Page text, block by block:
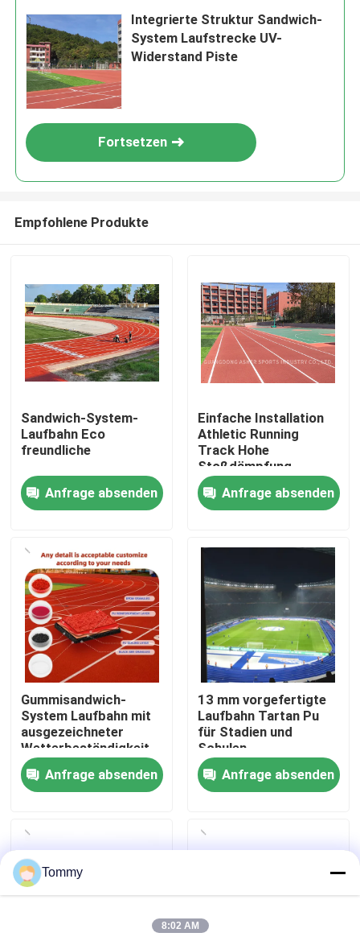
Zu Hause
Videos
Über uns
Werksbesichtigung
Qualitätskontrolle
Kontakt
Nachrichten
Fälle
Integrierte Struktur Sandwich-
System Laufstrecke UV-
Widerstand Piste
Fortsetzen
Empfohlene Produkte
Sandwich-System-
Laufbahn Eco
freundliche
Anfrage absenden
Einfache Installation
Athletic Running
Track Hohe
Stoßdämpfung
Anfrage absenden
Gummisandwich-
System Laufbahn mit
ausgezeichneter
Wetterbeständigkeit
Anfrage absenden
13 mm vorgefertigte
Laufbahn Tartan Pu
für Stadien und
Schulen
Anfrage absenden
Tommy
8:02 AM